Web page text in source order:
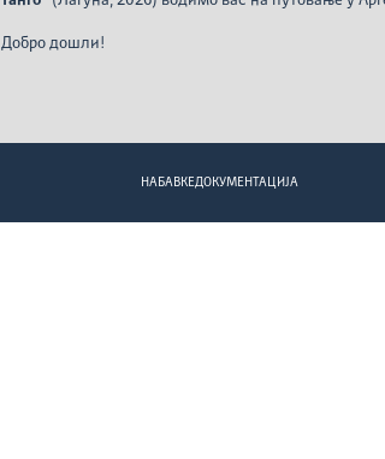
Добро дошли!
НАБАВКЕДОКУМЕНТАЦИЈА